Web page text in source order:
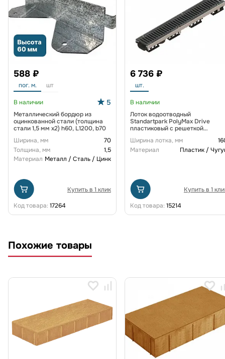
588 ₽
пог. м. шт
В наличии 5
Металлический бордюр из
оцинкованной стали (толщина
стали 1,5 мм x2) h60, L1200, b70
Ширина, мм
70
Толщина, мм
1,5
Материал Металл / Сталь / Цинк
Купить в 1 клик
Код товара: 17264
6 736 ₽
шт.
В наличии
Лоток водоотводный
Standartpark PolyMax Drive
пластиковый с решеткой
(комплект) 0805034-М
Ширина лотка, мм
Материал
Пластик /
Купить в 1
Код товара: 15214
Похожие товары